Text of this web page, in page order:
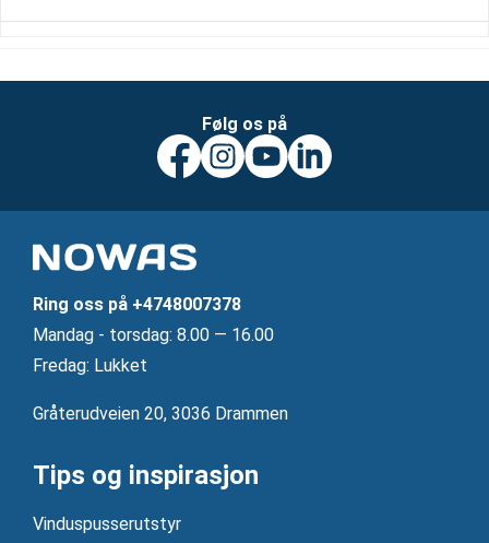
Følg os på
Ring oss på +4748007378
Mandag ‐ torsdag: 8.00 — 16.00
Fredag: Lukket
Gråterudveien 20, 3036 Drammen
Tips og inspirasjon
Vinduspusserutstyr